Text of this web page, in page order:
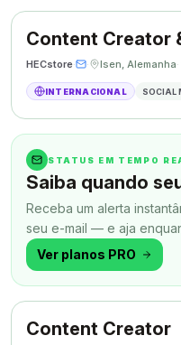
HECstore· · Isen, Alemanha·
INTERNACIONAL SOCIAL
STATUS EM TEMPO
Saiba quando
Receba um alerta
seu e-mail — e aja
na memória.
Ver planos PRO
Content Creator